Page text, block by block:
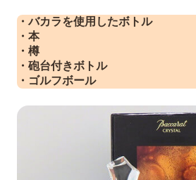
・バカラを使用したボトル
・本
・樽
・砲台付きボトル
・ゴルフボール